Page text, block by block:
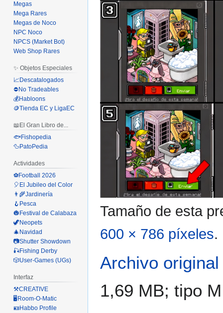
Tamaño de esta
600 × 786 píxeles.
Archivo original
1,69 MB; tipo
Megas
Mega Rares
Megas de Noco
NPC Noco
NPCS (Market Bot)
Web Shop Rares
✨ Objetos Especiales
📈Descatalogados
⛔No Tradeables
💰Habloons
🪙Tienda EC y LigaEC
📖El Gran Libro de...
🐟Fishopedia
🦆PatoPedia
Actividades
⚽Football 2026
🎈El Jubileo del Color
👨‍🌾Jardinería
🪝Pesca
🎃Festival de Calabaza
🦖Neopets
🎄Navidad
📷Shutter Showdown
🎣Fishing Derby
🎲User-Games (UGs)
Interfaz
⚒️CREATIVE
🖥️Room-O-Matic
🪪Habbo Profile